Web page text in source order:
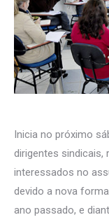
Inicia no próximo
dirigentes sindicais,
interessados no
devido a nova
ano passado, e